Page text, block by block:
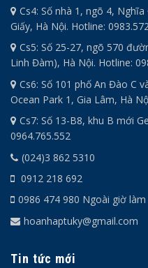
Cs4: Số nhà 1, ngõ 4,
Giấy, Hà Nội. Hotline:
Cs5: Số 25-27, ngõ 570
Linh Đàm), Hà Nội. Hotline:
Cs6: Số 101 phố An Đào C
Ocean Park 1, Gia Lâm, Hà
Cs7: Số 13-B8, khu B mới
0964.765.552
(024)3 862 5310
0912 218 692
0986 474 980 Ngoài giờ
hoanhaptuky@gmail.com
Tin tức mới